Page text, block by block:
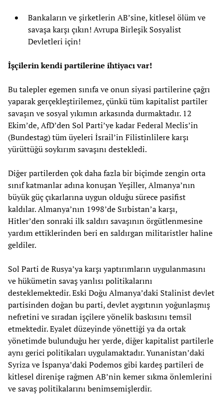
Bankaların ve şirketlerin AB’sine, kitlesel ölüm ve
savaşa karşı çıkın! Avrupa Birleşik Sosyalist
Devletleri için!
İşçilerin kendi partilerine ihtiyacı var!
Bu talepler egemen sınıfa ve onun siyasi partilerine çağrı
yaparak gerçekleştirilemez, çünkü tüm kapitalist partiler
savaşın ve sosyal yıkımın arkasında durmaktadır. 12
Ekim’de, AfD’den Sol Parti’ye kadar Federal Meclis’in
(Bundestag) tüm üyeleri İsrail’in Filistinlilere karşı
yürüttüğü soykırım savaşını destekledi.
Diğer partilerden çok daha fazla bir biçimde zengin orta
sınıf katmanlar adına konuşan Yeşiller, Almanya’nın
büyük güç çıkarlarına uygun olduğu sürece pasifist
kaldılar. Almanya’nın 1998’de Sırbistan’a karşı,
Hitler’den sonraki ilk saldırı savaşının örgütlenmesine
yardım ettiklerinden beri en saldırgan militaristler haline
geldiler.
Sol Parti de Rusya’ya karşı yaptırımların uygulanmasını
ve hükümetin savaş yanlısı politikalarını
desteklemektedir. Eski Doğu Almanya’daki Stalinist devlet
partisinden doğan bu parti, devlet aygıtının yoğunlaşmış
nefretini ve sıradan işçilere yönelik baskısını temsil
etmektedir. Eyalet düzeyinde yönettiği ya da ortak
yönetimde bulunduğu her yerde, diğer kapitalist partilerle
aynı gerici politikaları uygulamaktadır. Yunanistan’daki
Syriza ve İspanya’daki Podemos gibi kardeş partileri de
kitlesel direnişe rağmen AB’nin kemer sıkma önlemlerini
ve savaş politikalarını benimsemişlerdir.